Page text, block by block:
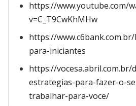
https://www.youtube.com/
v=C_T9CwKhMHw
https://
para-iniciantes
https://vocesa.abril.com.br/
estrategias-para-fazer-o-
trabalhar-para-voce/